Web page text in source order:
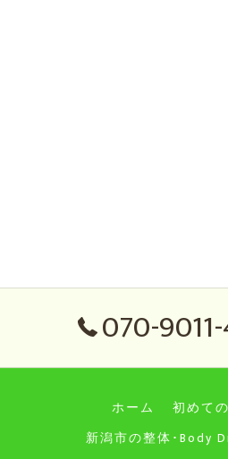
070-
ホーム 初めて
新潟市の整体･Body